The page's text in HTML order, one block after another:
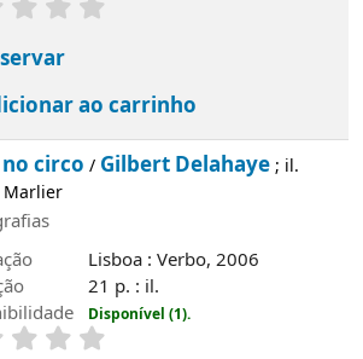
ao carrinho
circo / Gilbert Delahaye; il.
Marlier
Lisboa : Verbo, 2006
21 p. : il.
Disponível (1).